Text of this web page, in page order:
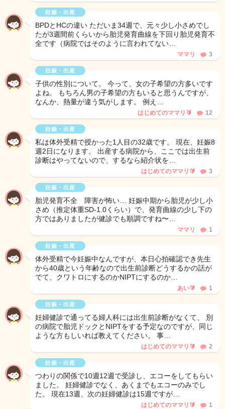
妊娠・出産
BPDとHCの違い ただいま34週で、元々少し小さめでし
たが3週間前くらいから胎児発育曲線を下回り胎児発育不
全です（病院ではそのように言われてない…
ママリ 3
妊娠・出産
子供の性別について。 今って、女の子希望の方多いです
よね。 もちろん男の子希望の方もいると思うんですが、
なんか、熱量が違う気がします。 例え…
はじめてのママリ🔰 12
妊娠・出産
私は体外受精で授かった1人目の32歳です。 現在、妊娠8
週2日になります。 出産する病院から、ここでは出生前
診断はやってないので、するなら紹介状を…
はじめてのママリ🔰 3
妊娠・出産
胎児発育不全 障害が怖い… 妊娠中期から胎児が少し小
さめ（推定体重SD-1.0くらい）で、発育曲線の少し下の
方ではありましたが健診でも順調ですね〜…
ママリ 1
妊娠・出産
体外受精で今妊娠中なんですが、本日心拍確認でき先生
から40歳という年齢なので出生前診断どうするかの話が
でて、クワトロにするのかNIPTにするのか…
あい🔰 1
妊娠・出産
妊婦健診で通ってる婦人科には出生前診断がなくて、 別
の病院で胎児ドックとNIPTをする予定なのですが、同じ
ような方もしいれば教えてください。 事…
はじめてのママリ🔰 2
妊娠・出産
つわりの関係で10週12週で受診し、エコーをしてもらい
ました。 妊婦健診でなく、あくまでもエコーのみでし
た。 現在13週、次の妊婦健診は15週ですが…
はじめてのママリ🔰 1